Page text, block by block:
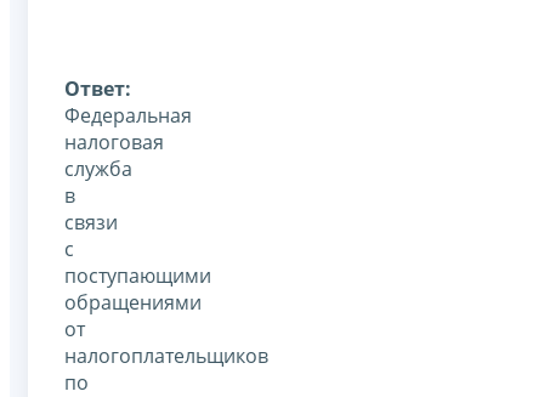
Ответ:
Федеральная
налоговая
служба
в
связи
с
поступающими
обращениями
от
налогоплательщиков
по